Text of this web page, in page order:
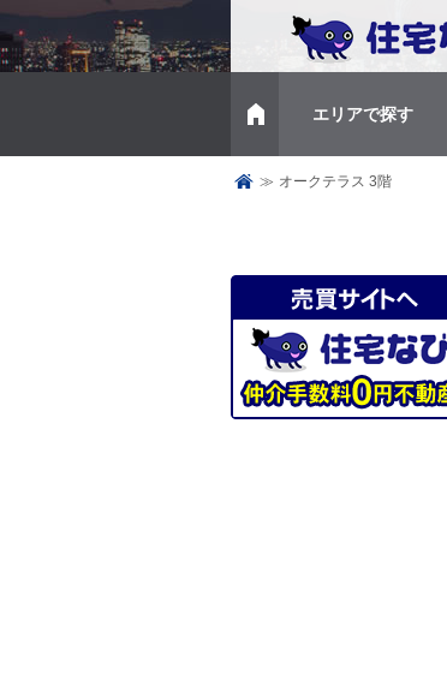
エリアで探す
トップページ
≫ オークテラス 3階